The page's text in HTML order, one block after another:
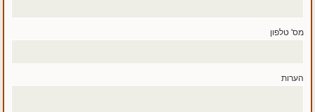
מס' טלפון
הערות